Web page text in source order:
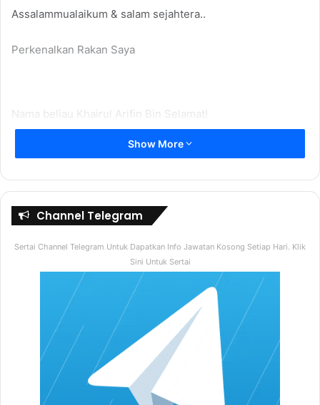
Assalammualaikum & salam sejahtera..
Perkenalkan Rakan Saya
Nama beliau Khairul Arifin Bin Selamat!
Mungkin gambar beliau disebelah tu nampak agak skema
ramai orang mengetahuinya.
beliau mula berminat melabur dalam pasaran saham sejak
tahun 2003 apabila beliau memperolehi dan menjual ESOS
syarikat dan mendapat untung yang lumayan daripadanya.
Detik itulah yang telah membuka minda beliau dan
menanamkan satu keyakinan yang kuat dalam diri beliau
bahawa… melabur dalam pasaran saham itu sebenarnya..
boleh mendatangkan keuntungan yang lumayan dan
Show More
Channel Telegram
Sertai Channel Telegram Untuk Dapatkan Info Jawatan Kosong Setiap Hari. Klik
Sini Untuk Sertai